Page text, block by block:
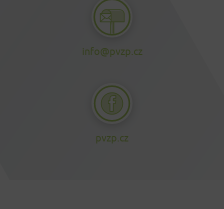
info@pvzp.cz
pvzp.cz